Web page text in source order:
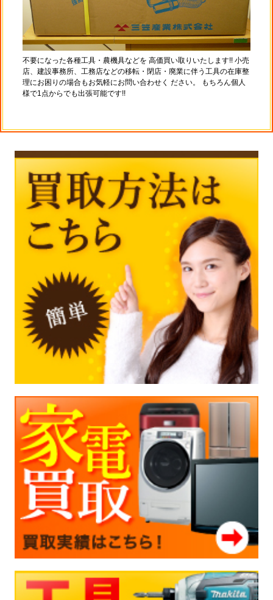
不要になった各種工具・農機具などを 高価買い取りいたします!! 小売
店、建設事務所、工務店などの移転・閉店・廃業に伴う工具の在庫整
理にお困りの場合もお気軽にお問い合わせく ださい。 もちろん個人
様で1点からでも出張可能です!!